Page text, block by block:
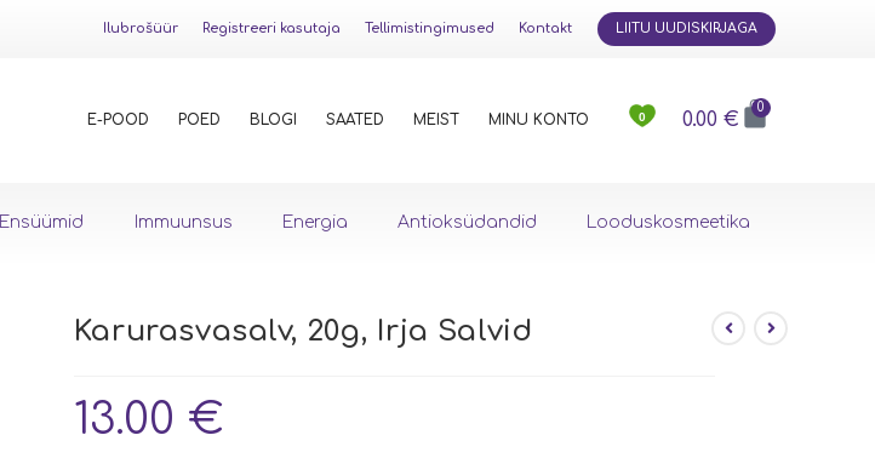
Ilubrošüür Registreeri kasutaja Tellimistingimused Kontakt LIITU UUDISKIRJAGA
E-POOD POED BLOGI SAATED MEIST MINU KONTO 0 0.00 €
0
Ensüümid Immuunsus Energia Antioksüdandid Looduskosmeetika
Karurasvasalv, 20g, Irja Salvid
13.00 €